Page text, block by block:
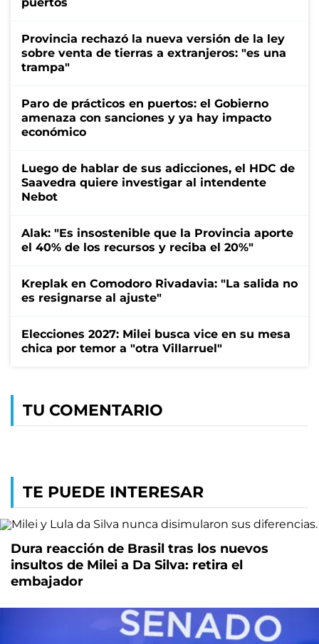
Provincia rechazó la nueva versión de la ley
sobre venta de tierras a extranjeros: "es una
trampa"
Paro de prácticos en puertos: el Gobierno
amenaza con sanciones y ya hay impacto
económico
Luego de hablar de sus adicciones, el HDC de
Saavedra quiere investigar al intendente
Nebot
Alak: "Es insostenible que la Provincia aporte
el 40% de los recursos y reciba el 20%"
Kreplak en Comodoro Rivadavia: "La salida no
es resignarse al ajuste"
Elecciones 2027: Milei busca vice en su mesa
chica por temor a "otra Villarruel"
TU COMENTARIO
TE PUEDE INTERESAR
Dura reacción de Brasil tras los nuevos
insultos de Milei a Da Silva: retira el
embajador